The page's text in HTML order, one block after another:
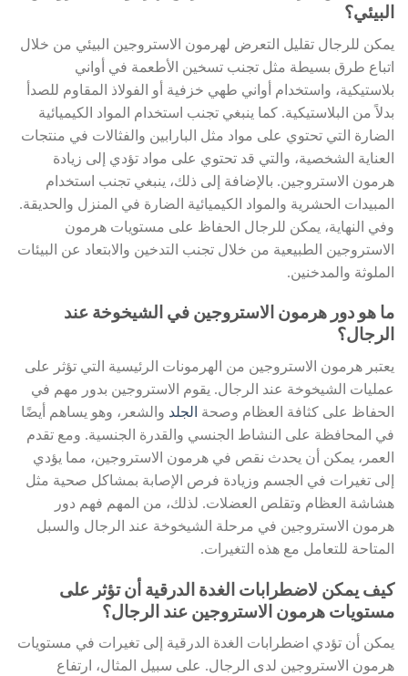
البيئي؟
يمكن للرجال تقليل التعرض لهرمون الاستروجين البيئي من خلال
اتباع طرق بسيطة مثل تجنب تسخين الأطعمة في أواني
بلاستيكية، واستخدام أواني طهي خزفية أو الفولاذ المقاوم للصدأ
بدلاً من البلاستيكية. كما ينبغي تجنب استخدام المواد الكيميائية
الضارة التي تحتوي على مواد مثل البارابين والفثالات في منتجات
العناية الشخصية، والتي قد تحتوي على مواد تؤدي إلى زيادة
هرمون الاستروجين. بالإضافة إلى ذلك، ينبغي تجنب استخدام
المبيدات الحشرية والمواد الكيميائية الضارة في المنزل والحديقة.
وفي النهاية، يمكن للرجال الحفاظ على مستويات هرمون
الاستروجين الطبيعية من خلال تجنب التدخين والابتعاد عن البيئات
الملوثة والمدخنين.
ما هو دور هرمون الاستروجين في الشيخوخة عند
الرجال؟
يعتبر هرمون الاستروجين من الهرمونات الرئيسية التي تؤثر على
عمليات الشيخوخة عند الرجال. يقوم الاستروجين بدور مهم في
الحفاظ على كثافة العظام وصحة
الجلد والشعر، وهو يساهم أيضًا
في المحافظة على النشاط الجنسي والقدرة الجنسية. ومع تقدم
العمر، يمكن أن يحدث نقص في هرمون الاستروجين، مما يؤدي
إلى تغيرات في الجسم وزيادة فرص الإصابة بمشاكل صحية مثل
هشاشة العظام وتقلص العضلات. لذلك، من المهم فهم دور
هرمون الاستروجين في مرحلة الشيخوخة عند الرجال والسبل
المتاحة للتعامل مع هذه التغيرات.
كيف يمكن لاضطرابات الغدة الدرقية أن تؤثر على
مستويات هرمون الاستروجين عند الرجال؟
يمكن أن تؤدي اضطرابات الغدة الدرقية إلى تغيرات في مستويات
هرمون الاستروجين لدى الرجال. على سبيل المثال، ارتفاع